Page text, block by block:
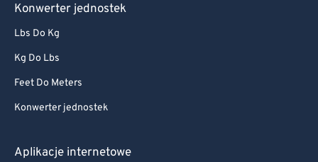
Konwerter jednostek
Lbs Do Kg
Kg Do Lbs
Feet Do Meters
Konwerter jednostek
Aplikacje internetowe